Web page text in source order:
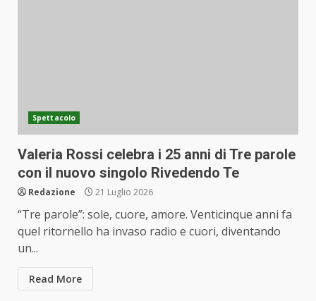
Spettacolo
Valeria Rossi celebra i 25 anni di Tre parole
con il nuovo singolo Rivedendo Te
Redazione 21 Luglio 2026
“Tre parole”: sole, cuore, amore. Venticinque anni fa
quel ritornello ha invaso radio e cuori, diventando
un...
Read More